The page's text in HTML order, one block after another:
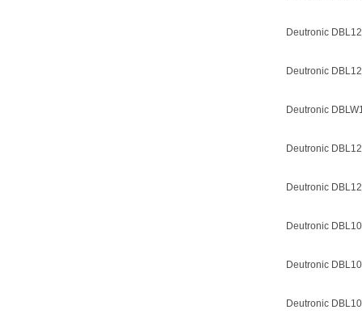
Deutronic
Deutronic
Deutronic
Deutronic
Deutronic
Deutronic
Deutronic
Deutronic